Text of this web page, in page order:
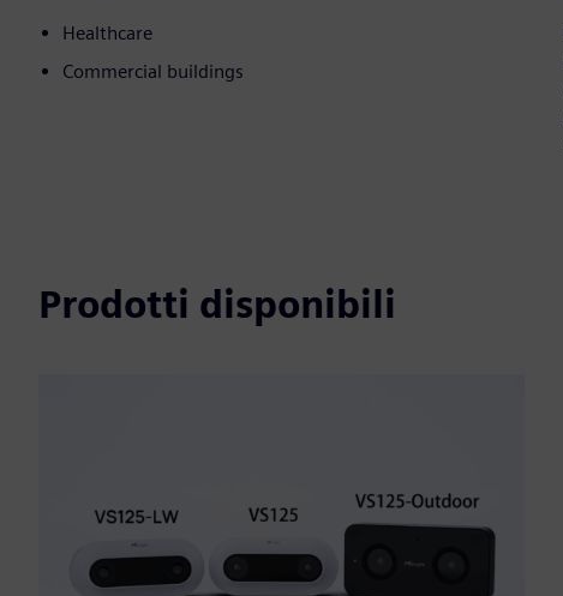
Healthcare
Commercial buildings
Prodotti disponibili